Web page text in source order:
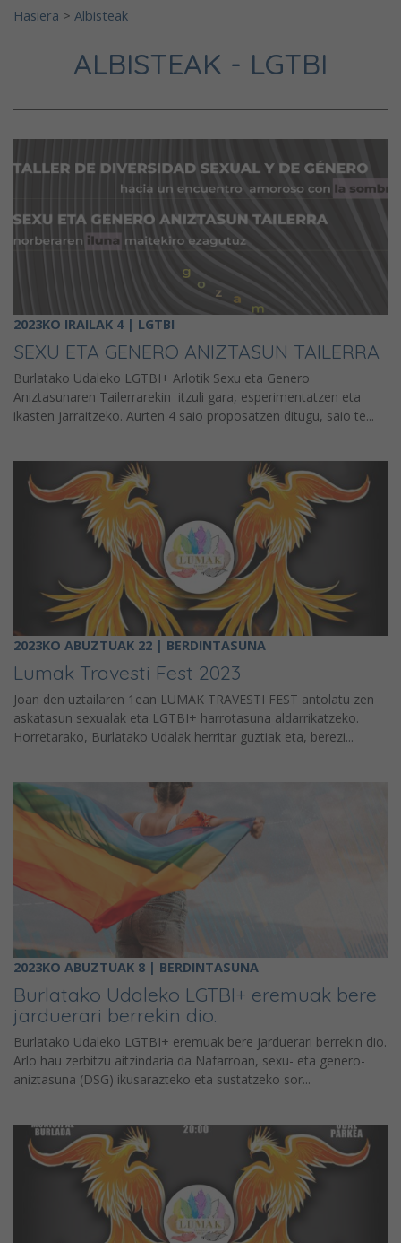
Hasiera > Albisteak
ALBISTEAK - LGTBI
2023KO IRAILAK 4 | LGTBI
SEXU ETA GENERO ANIZTASUN TAILERRA
Burlatako Udaleko LGTBI+ Arlotik Sexu eta Genero
Aniztasunaren Tailerrarekin itzuli gara, esperimentatzen eta
ikasten jarraitzeko. Aurten 4 saio proposatzen ditugu, saio te...
2023KO ABUZTUAK 22 | BERDINTASUNA
Lumak Travesti Fest 2023
Joan den uztailaren 1ean LUMAK TRAVESTI FEST antolatu zen
askatasun sexualak eta LGTBI+ harrotasuna aldarrikatzeko.
Horretarako, Burlatako Udalak herritar guztiak eta, berezi...
2023KO ABUZTUAK 8 | BERDINTASUNA
Burlatako Udaleko LGTBI+ eremuak bere
jarduerari berrekin dio.
Burlatako Udaleko LGTBI+ eremuak bere jarduerari berrekin dio.
Arlo hau zerbitzu aitzindaria da Nafarroan, sexu- eta genero-
aniztasuna (DSG) ikusarazteko eta sustatzeko sor...